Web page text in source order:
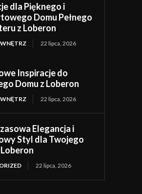
dla Pięknego i
Domu Pełnego
z Loberon
22 lipca, 2026
Inspiracje do
Domu z Loberon
22 lipca, 2026
Elegancja i
Styl dla Twojego
22 lipca, 2026